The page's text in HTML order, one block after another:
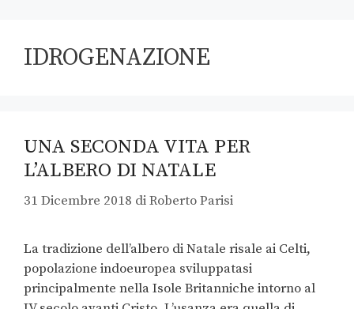
IDROGENAZIONE
UNA SECONDA VITA PER
L’ALBERO DI NATALE
31 Dicembre 2018 diRoberto Parisi
La tradizione dell’albero di Natale risale ai Celti,
popolazione indoeuropea sviluppatasi
principalmente nella Isole Britanniche intorno al